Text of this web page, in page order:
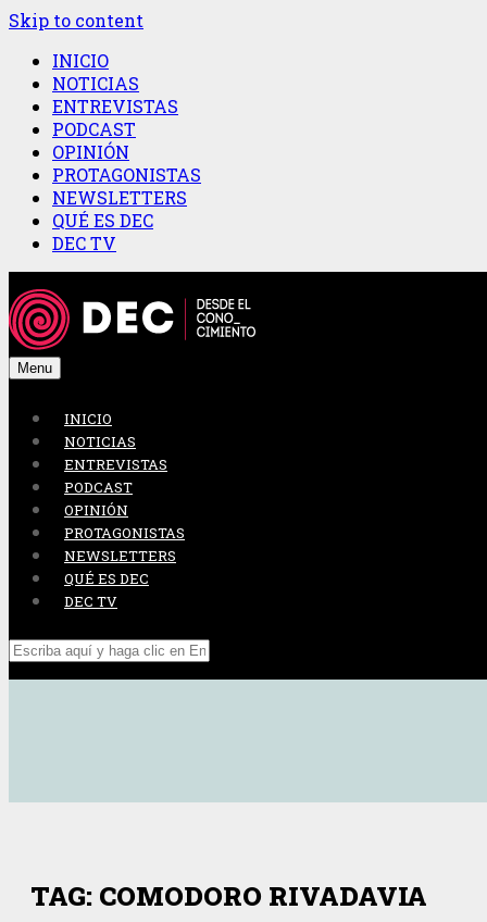
Skip to content
INICIO
NOTICIAS
ENTREVISTAS
PODCAST
OPINIÓN
PROTAGONISTAS
NEWSLETTERS
QUÉ ES DEC
DEC TV
Menu
INICIO
NOTICIAS
ENTREVISTAS
PODCAST
OPINIÓN
PROTAGONISTAS
NEWSLETTERS
QUÉ ES DEC
DEC TV
TAG: COMODORO RIVADAVIA